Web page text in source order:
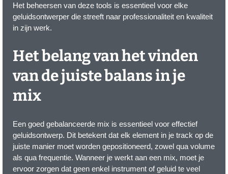
Het beheersen van deze tools is essentieel voor elke
geluidsontwerper die streeft naar professionaliteit en kwaliteit
in zijn werk.
Het belang van het vinden
van de juiste balans in je
mix
Een goed gebalanceerde mix is essentieel voor effectief
geluidsontwerp. Dit betekent dat elk element in je track op de
juiste manier moet worden gepositioneerd, zowel qua volume
als qua frequentie. Wanneer je werkt aan een mix, moet je
ervoor zorgen dat geen enkel instrument of geluid te veel